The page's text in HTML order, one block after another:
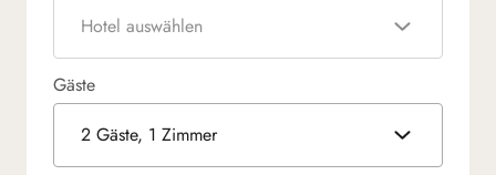
Hotel auswählen
Gäste
2 Gäste, 1 Zimmer